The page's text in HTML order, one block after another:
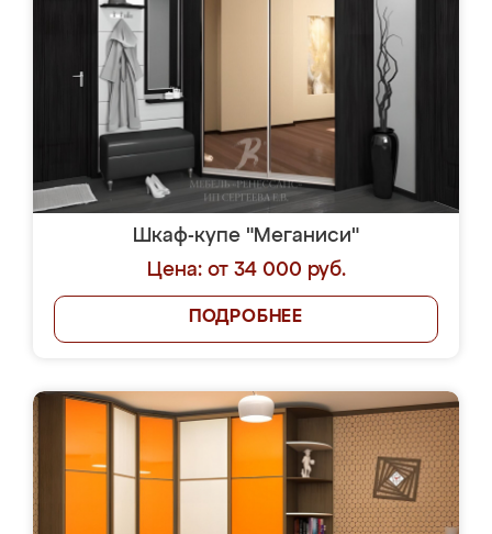
Шкаф-купе "Меганиси"
Цена: от 34 000 руб.
ПОДРОБНЕЕ